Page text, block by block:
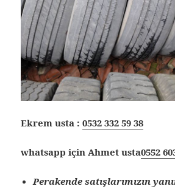
Ekrem usta :0532 332 59 38
whatsapp için Ahmet usta0552
Perakende satışlarımızın